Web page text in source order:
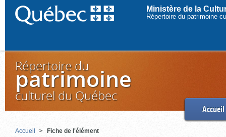
Ministère de la
Répertoire du patrimoine
Répertoire du
patrimoine
culturel du Québec
Accueil
Accueil Fiche de l'élément